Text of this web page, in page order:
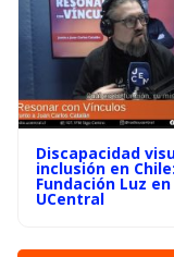
Discapacidad
inclusión en Chile:
Fundación Luz en
UCentral